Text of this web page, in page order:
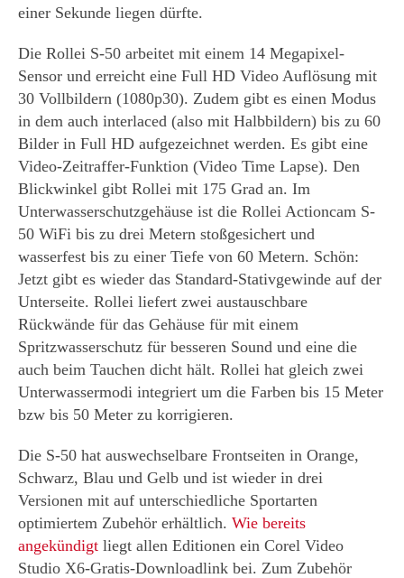
einer Sekunde liegen dürfte.
Die Rollei S-50 arbeitet mit einem 14 Megapixel-
Sensor und erreicht eine Full HD Video Auflösung mit
30 Vollbildern (1080p30). Zudem gibt es einen Modus
in dem auch interlaced (also mit Halbbildern) bis zu 60
Bilder in Full HD aufgezeichnet werden. Es gibt eine
Video-Zeitraffer-Funktion (Video Time Lapse). Den
Blickwinkel gibt Rollei mit 175 Grad an. Im
Unterwasserschutzgehäuse ist die Rollei Actioncam S-
50 WiFi bis zu drei Metern stoßgesichert und
wasserfest bis zu einer Tiefe von 60 Metern. Schön:
Jetzt gibt es wieder das Standard-Stativgewinde auf der
Unterseite. Rollei liefert zwei austauschbare
Rückwände für das Gehäuse für mit einem
Spritzwasserschutz für besseren Sound und eine die
auch beim Tauchen dicht hält. Rollei hat gleich zwei
Unterwassermodi integriert um die Farben bis 15 Meter
bzw bis 50 Meter zu korrigieren.
Die S-50 hat auswechselbare Frontseiten in Orange,
Schwarz, Blau und Gelb und ist wieder in drei
Versionen mit auf unterschiedliche Sportarten
optimiertem Zubehör erhältlich. Wie bereits
angekündigt liegt allen Editionen ein Corel Video
Studio X6-Gratis-Downloadlink bei. Zum Zubehör